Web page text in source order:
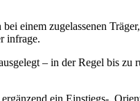
einem zugelassenen
infrage.
– in der Regel bis zu
ein Einstiegs-,